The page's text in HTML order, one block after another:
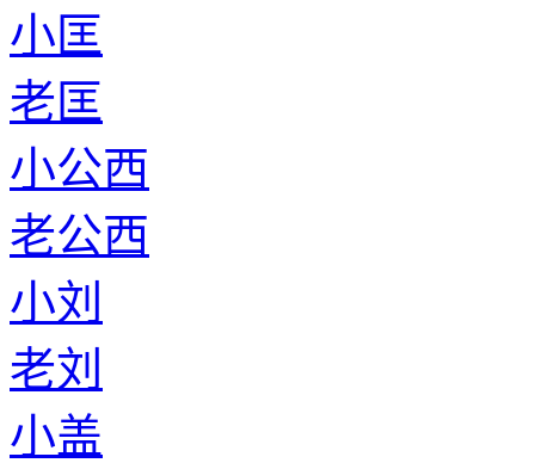
小匡
老匡
小公西
老公西
小刘
老刘
小盖